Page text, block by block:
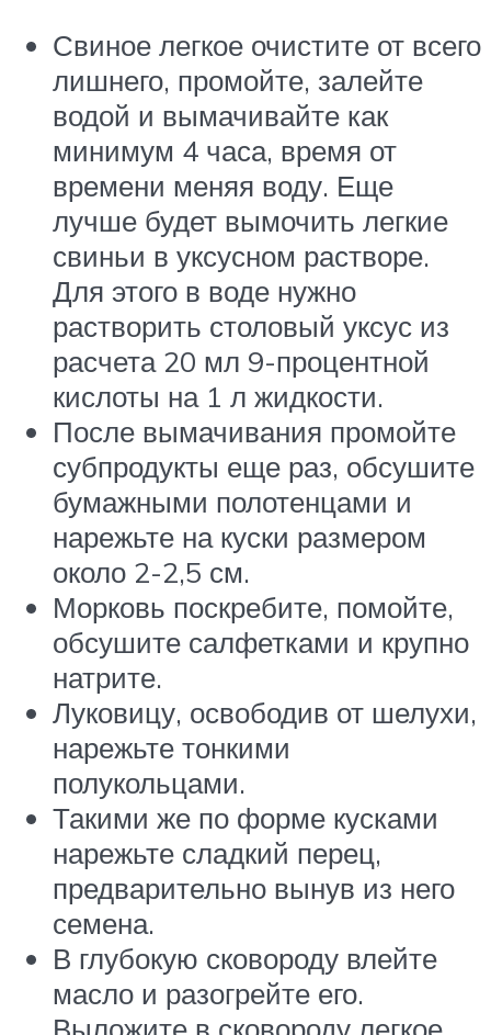
Свиное легкое очистите от всего
лишнего, промойте, залейте
водой и вымачивайте как
минимум 4 часа, время от
времени меняя воду. Еще
лучше будет вымочить легкие
свиньи в уксусном растворе.
Для этого в воде нужно
растворить столовый уксус из
расчета 20 мл 9-процентной
кислоты на 1 л жидкости.
После вымачивания промойте
субпродукты еще раз, обсушите
бумажными полотенцами и
нарежьте на куски размером
около 2-2,5 см.
Морковь поскребите, помойте,
обсушите салфетками и крупно
натрите.
Луковицу, освободив от шелухи,
нарежьте тонкими
полукольцами.
Такими же по форме кусками
нарежьте сладкий перец,
предварительно вынув из него
семена.
В глубокую сковороду влейте
масло и разогрейте его.
Выложите в сковороду легкое.